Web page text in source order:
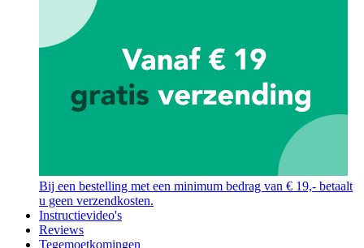
Bij een bestelling met een minimum bedrag van € 19,- betaalt
u geen verzendkosten.
Instructievideo's
Reviews
Tegemoetkomingen